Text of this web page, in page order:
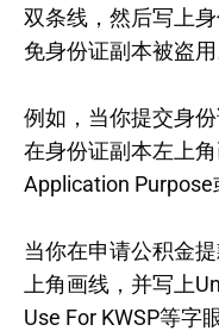
双条线，然后写上
免身份证副本被盗用
例如，当你提交身
在身份证副本左上
Application Purpose
当你在申请公积金
上角画线，并写上
Use For KWSP等字眼